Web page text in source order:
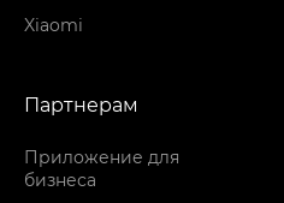
Xiaomi
Партнерам
Приложение для
бизнеса